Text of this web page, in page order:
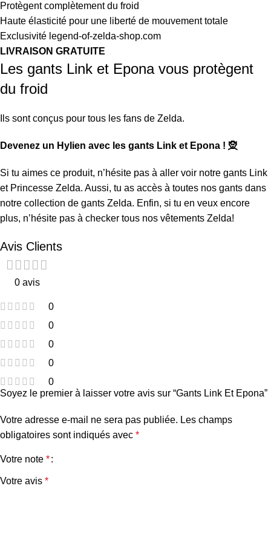
Protègent complètement du froid
Haute élasticité pour une liberté de mouvement totale
Exclusivité legend-of-zelda-shop.com
LIVRAISON GRATUITE
Les gants Link et Epona vous protègent
du froid
Ils sont conçus pour tous les fans de Zelda.
Devenez un Hylien avec les gants Link et Epona ! 🧝
Si tu aimes ce produit, n’hésite pas à aller voir notre gants Link
et Princesse Zelda. Aussi, tu as accès à toutes nos gants dans
notre collection de gants Zelda. Enfin, si tu en veux encore
plus, n’hésite pas à checker tous nos vêtements Zelda!
Avis Clients
0 avis
0
0
0
0
0
Soyez le premier à laisser votre avis sur “Gants Link Et Epona”
Votre adresse e-mail ne sera pas publiée. Les champs
obligatoires sont indiqués avec *
Votre note *
Votre avis *